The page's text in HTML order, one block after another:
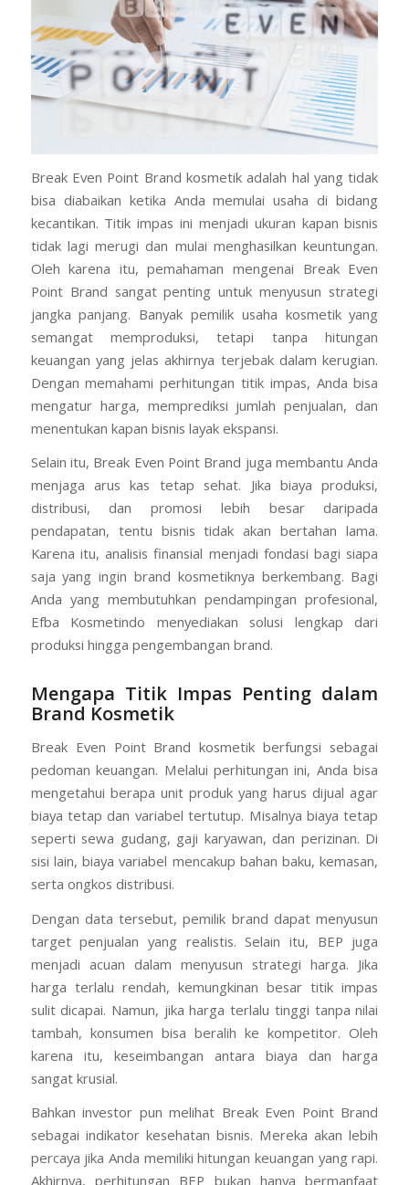
Break Even Point Brand kosmetik adalah hal yang tidak
bisa diabaikan ketika Anda memulai usaha di bidang
kecantikan. Titik impas ini menjadi ukuran kapan bisnis
tidak lagi merugi dan mulai menghasilkan keuntungan.
Oleh karena itu, pemahaman mengenai Break Even
Point Brand sangat penting untuk menyusun strategi
jangka panjang. Banyak pemilik usaha kosmetik yang
semangat memproduksi, tetapi tanpa hitungan
keuangan yang jelas akhirnya terjebak dalam kerugian.
Dengan memahami perhitungan titik impas, Anda bisa
mengatur harga, memprediksi jumlah penjualan, dan
menentukan kapan bisnis layak ekspansi.
Selain itu, Break Even Point Brand juga membantu Anda
menjaga arus kas tetap sehat. Jika biaya produksi,
distribusi, dan promosi lebih besar daripada
pendapatan, tentu bisnis tidak akan bertahan lama.
Karena itu, analisis finansial menjadi fondasi bagi siapa
saja yang ingin brand kosmetiknya berkembang. Bagi
Anda yang membutuhkan pendampingan profesional,
Efba Kosmetindo menyediakan solusi lengkap dari
produksi hingga pengembangan brand.
Mengapa Titik Impas Penting dalam
Brand Kosmetik
Break Even Point Brand kosmetik berfungsi sebagai
pedoman keuangan. Melalui perhitungan ini, Anda bisa
mengetahui berapa unit produk yang harus dijual agar
biaya tetap dan variabel tertutup. Misalnya biaya tetap
seperti sewa gudang, gaji karyawan, dan perizinan. Di
sisi lain, biaya variabel mencakup bahan baku, kemasan,
serta ongkos distribusi.
Dengan data tersebut, pemilik brand dapat menyusun
target penjualan yang realistis. Selain itu, BEP juga
menjadi acuan dalam menyusun strategi harga. Jika
harga terlalu rendah, kemungkinan besar titik impas
sulit dicapai. Namun, jika harga terlalu tinggi tanpa nilai
tambah, konsumen bisa beralih ke kompetitor. Oleh
karena itu, keseimbangan antara biaya dan harga
sangat krusial.
Bahkan investor pun melihat Break Even Point Brand
sebagai indikator kesehatan bisnis. Mereka akan lebih
percaya jika Anda memiliki hitungan keuangan yang rapi.
Akhirnya, perhitungan BEP bukan hanya bermanfaat